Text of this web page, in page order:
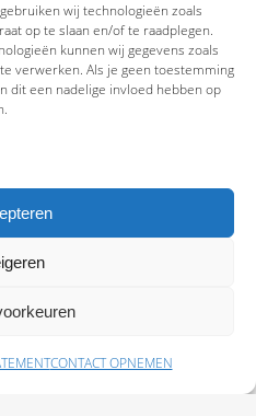
wij technologieën zoals
op te slaan en/of te raadplegen.
kunnen wij gegevens zoals
verwerken. Als je geen toestemming
dit een nadelige invloed hebben op
CONTACT OPNEMEN
maken Polissen